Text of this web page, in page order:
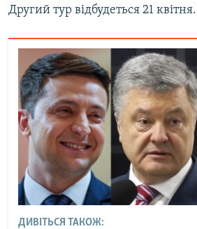
Другий тур відбудеться 21 квітня.
ДИВІТЬСЯ ТАКОЖ: